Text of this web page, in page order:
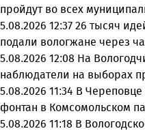
пройдут во всех
5.08.2026 12:37 26 тысяч
подали вологжане через
5.08.2026 12:08 На
наблюдатели на выборах
5.08.2026 11:34 В Череповце
фонтан в Комсомольском
5.08.2026 11:18 В